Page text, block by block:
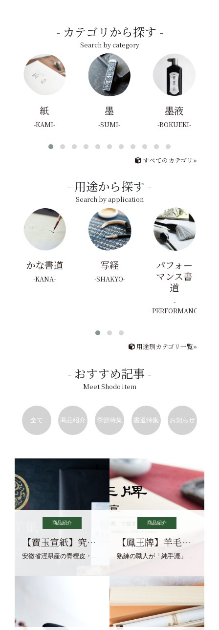
カテゴリから探す
Search by category
紙
KAMI
墨
SUMI
墨液
BOKUEKI
すべてのカテゴリ»
用途から探す
Search by application
かな書道
KANA
写経
SHAKYO
パフォー
マンス書
道
PERFORMANCE
用途別カテゴリ一覧»
おすすめ記事
Meet Shodo item
全て 商品紹介 季節特集 書道特集 お知らせ
商品紹介
【寶玉宣紙】究極の純粋な宣紙を目指す寶玉宣紙
商品紹介
【鳳王牌】羊毛筆×濃墨での揮毫に最適な宣紙系画仙紙